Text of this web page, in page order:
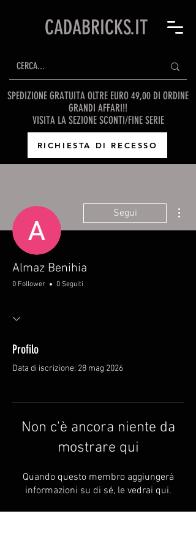
CADABRICKS.IT
SPEDIZIONE GRATUITA OLTRE EURO 49,00 DI ORDINE
GRANDI AFFARI!!
VISITA LA SEZIONE SCONTI/FINE SERIE
RICHIESTA DI RECESSO
Segui
Almaz Benihia
0 Follower 0 Seguiti
Profilo
Data di iscrizione: 28 mag 2026
Non c'è ancora niente da
mostrare qui
Quando questo membro aggiungerà
informazioni su di sé, le vedrai qui.